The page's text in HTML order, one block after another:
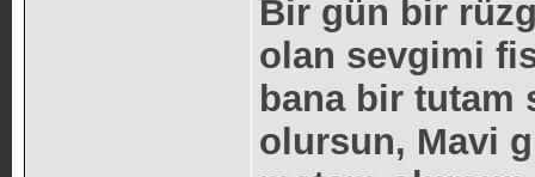
Bir gün bir
olan sevgimi
bana bir tutam
olursun, Mavi